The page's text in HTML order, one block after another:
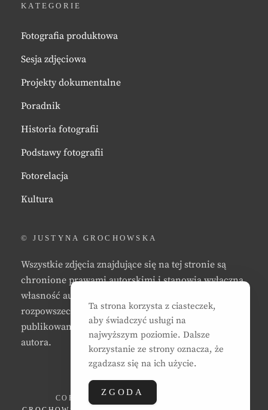
KATEGORIE
Fotografia produktowa
Sesja zdjęciowa
Projekty dokumentalne
Poradnik
Historia fotografii
Podstawy fotografii
Fotorelacja
Kultura
© JUSTYNA GROCHOWSKA
Wszystkie zdjęcia znajdujące się na tej stronie są
chronione prawami autorskimi i stanowią wyłączną
własność autora strony. Zabrania się kopiowania,
rozpowszechniania, reprodukowania,
publikowania, i/lub modyfikowania zdjęć bez zgody
autora.
COPYRIGHT © 2026
Ta strona korzysta z ciasteczek,
aby świadczyć usługi na
najwyższym poziomie. Dalsze
korzystanie ze strony oznacza, że
zgadzasz się na ich użycie.
ZGODA